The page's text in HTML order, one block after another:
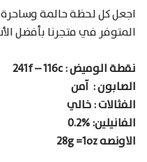
المتوفر في متجرنا بأفضل
نقطة الوميض : 241f – 116c
الصابون : آمن
الفثالات : خالي
الفانيلين: %0.2
الاونصه 28g =1oz